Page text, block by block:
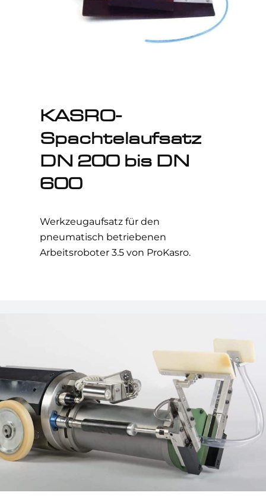
KASRO-
Spachtelaufsatz
DN 200 bis DN
600
Werkzeugaufsatz für den
pneumatisch betriebenen
Arbeitsroboter 3.5 von ProKasro.